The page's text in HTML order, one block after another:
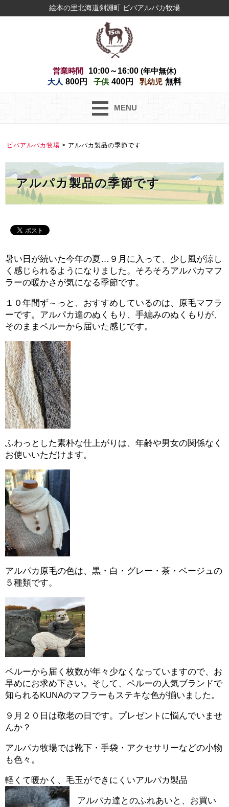
絵本の里北海道剣淵町 ビバアルパカ牧場
営業時間 10:00～16:00 (年中無休)
大人 800円 子供 400円 乳幼児 無料
MENU
ビバアルパカ牧場 > アルパカ製品の季節です
アルパカ製品の季節です
暑い日が続いた今年の夏…９月に入って、少し風が涼し
く感じられるようになりました。そろそろアルパカマフ
ラーの暖かさが気になる季節です。
１０年間ず～っと、おすすめしているのは、原毛マフラ
ーです。アルパカ達のぬくもり、手編みのぬくもりが、
そのままペルーから届いた感じです。
ふわっとした素朴な仕上がりは、年齢や男女の関係なく
お使いいただけます。
アルパカ原毛の色は、黒・白・グレー・茶・ベージュの
５種類です。
ペルーから届く枚数が年々少なくなっていますので、お
早めにお求め下さい。そして、ペルーの人気ブランドで
知られるKUNAのマフラーもステキな色が揃いました。
９月２０日は敬老の日です。プレゼントに悩んでいませ
んか？
アルパカ牧場では靴下・手袋・アクセサリーなどの小物
も色々。
軽くて暖かく、毛玉ができにくいアルパカ製品
アルパカ達とのふれあいと、お買い